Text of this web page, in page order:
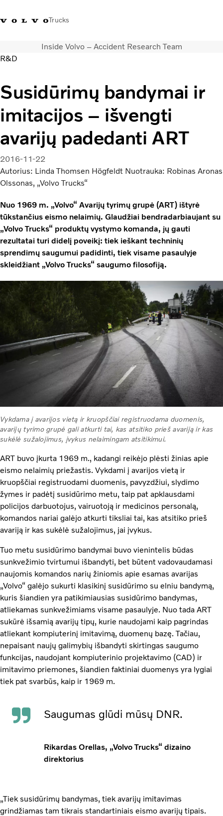
Trucks
+ 370 610 19991Volvo Trucks parduotuvėPrisijungtiLietuva
Transporto sprendimai
Sunkvežimiai
Paslaugos
Volvo Truck Builder
Kontaktai
Naujienos
Apie mus
Inside Volvo – Accident Research Team
R&D
Susidūrimų bandymai ir
imitacijos – išvengti
avarijų padedanti ART
2016-11-22
Autorius: Linda Thomsen Högfeldt Nuotrauka: Robinas Aronas
Olssonas, „Volvo Trucks“
Nuo 1969 m. „Volvo“ Avarijų tyrimų grupė (ART) ištyrė
tūkstančius eismo nelaimių. Glaudžiai bendradarbiaujant su
„Volvo Trucks“ produktų vystymo komanda, jų gauti
rezultatai turi didelį poveikį: tiek ieškant techninių
sprendimų saugumui padidinti, tiek visame pasaulyje
skleidžiant „Volvo Trucks“ saugumo filosofiją.
Vykdama į avarijos vietą ir kruopščiai registruodama duomenis,
avarijų tyrimo grupė gali atkurti tai, kas atsitiko prieš avariją ir kas
sukėlė sužalojimus, įvykus nelaimingam atsitikimui.
ART buvo įkurta 1969 m., kadangi reikėjo plėsti žinias apie
eismo nelaimių priežastis. Vykdami į avarijos vietą ir
kruopščiai registruodami duomenis, pavyzdžiui, slydimo
žymes ir padėtį susidūrimo metu, taip pat apklausdami
policijos darbuotojus, vairuotoją ir medicinos personalą,
komandos nariai galėjo atkurti tiksliai tai, kas atsitiko prieš
avariją ir kas sukėlė sužalojimus, jai įvykus.
Tuo metu susidūrimo bandymai buvo vienintelis būdas
sunkvežimio tvirtumui išbandyti, bet būtent vadovaudamasi
naujomis komandos narių žiniomis apie esamas avarijas
„Volvo“ galėjo sukurti klasikinį susidūrimo su elniu bandymą,
kuris šiandien yra patikimiausias susidūrimo bandymas,
atliekamas sunkvežimiams visame pasaulyje. Nuo tada ART
sukūrė išsamią avarijų tipų, kurie naudojami kaip pagrindas
atliekant kompiuterinį imitavimą, duomenų bazę. Tačiau,
nepaisant naujų galimybių išbandyti skirtingas saugumo
funkcijas, naudojant kompiuterinio projektavimo (CAD) ir
imitavimo priemones, šiandien faktiniai duomenys yra lygiai
tiek pat svarbūs, kaip ir 1969 m.
Saugumas glūdi mūsų DNR.
Rikardas Orellas, „Volvo Trucks“ dizaino
direktorius
„Tiek susidūrimų bandymas, tiek avarijų imitavimas
grindžiamas tam tikrais standartiniais eismo avarijų tipais.